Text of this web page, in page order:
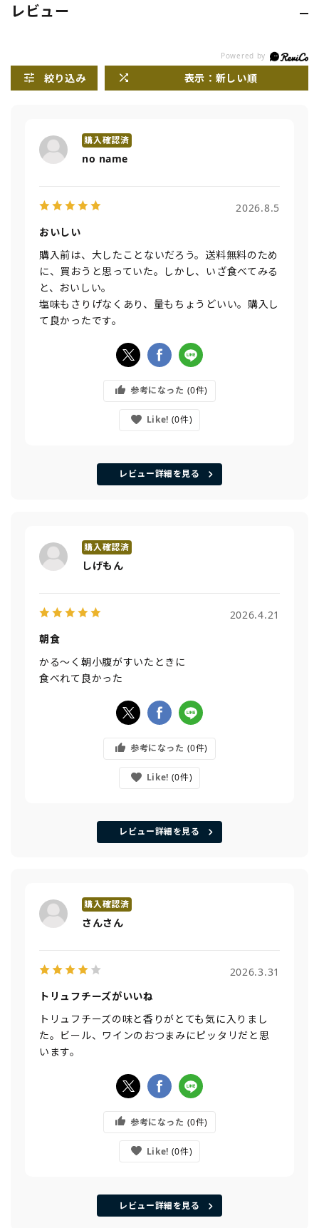
レビュー
絞り込み 表示：新しい順
no name
2026.8.5
おいしい
購入前は、大したことないだろう。送料無料のため
に、買おうと思っていた。しかし、いざ食べてみる
と、おいしい。
塩味もさりげなくあり、量もちょうどいい。購入し
て良かったです。
参考になった 0
Like! 0
レビュー詳細を見る
しげもん
2026.4.21
朝食
かる〜く朝小腹がすいたときに
食べれて良かった
参考になった 0
Like! 0
レビュー詳細を見る
さんさん
2026.3.31
トリュフチーズがいいね
トリュフチーズの味と香りがとても気に入りまし
た。ビール、ワインのおつまみにピッタリだと思
います。
参考になった 0
Like! 0
レビュー詳細を見る